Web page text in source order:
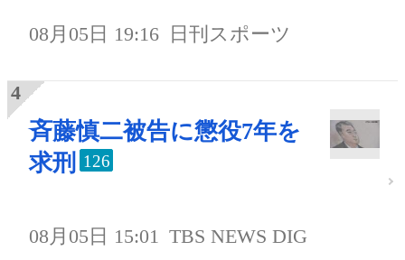
08月05日 19:16 日刊スポーツ
斉藤慎二被告に懲役7年を
求刑
126
08月05日 15:01 TBS NEWS DIG